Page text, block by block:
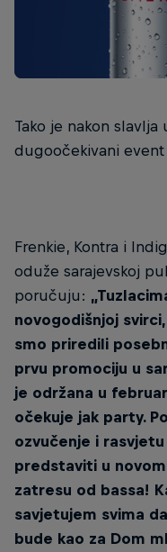
Tako je nakon
dugoočekivani event
Frenkie, Kontra i
oduže sarajevskoj
poručuju:
novogodišnjoj
smo priredili
prvu promociju u
je održana u
očekuje jak party.
ozvučenje i
predstaviti u
zatresu od bassa!
savjetujem svima
bude kao za Dom